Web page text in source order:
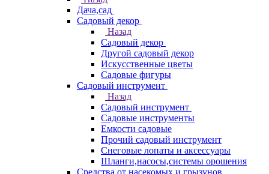
Дача,сад
Садовый декор
Назад
Садовый декор
Другой садовый декор
Искусственные цветы
Садовые фигуры
Садовый инструмент
Назад
Садовый инструмент
Садовые инструменты
Емкости садовые
Прочий садовый инструмент
Снеговые лопаты и аксессуары
Шланги,насосы,системы орошения
Средства от насекомых и грызунов